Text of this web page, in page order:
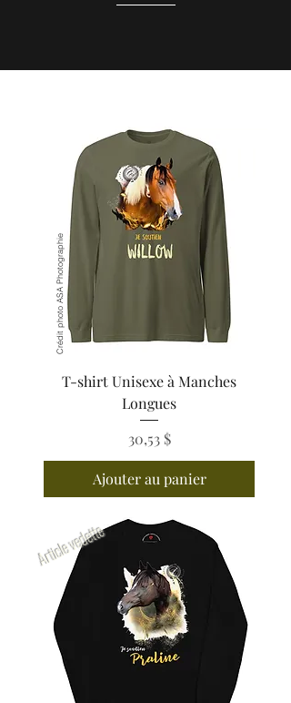
T-shirt Unisexe à Manches
Longues
Prix
30,53 $
Ajouter au panier
Article vedette
Crédit photo ASA Photographie